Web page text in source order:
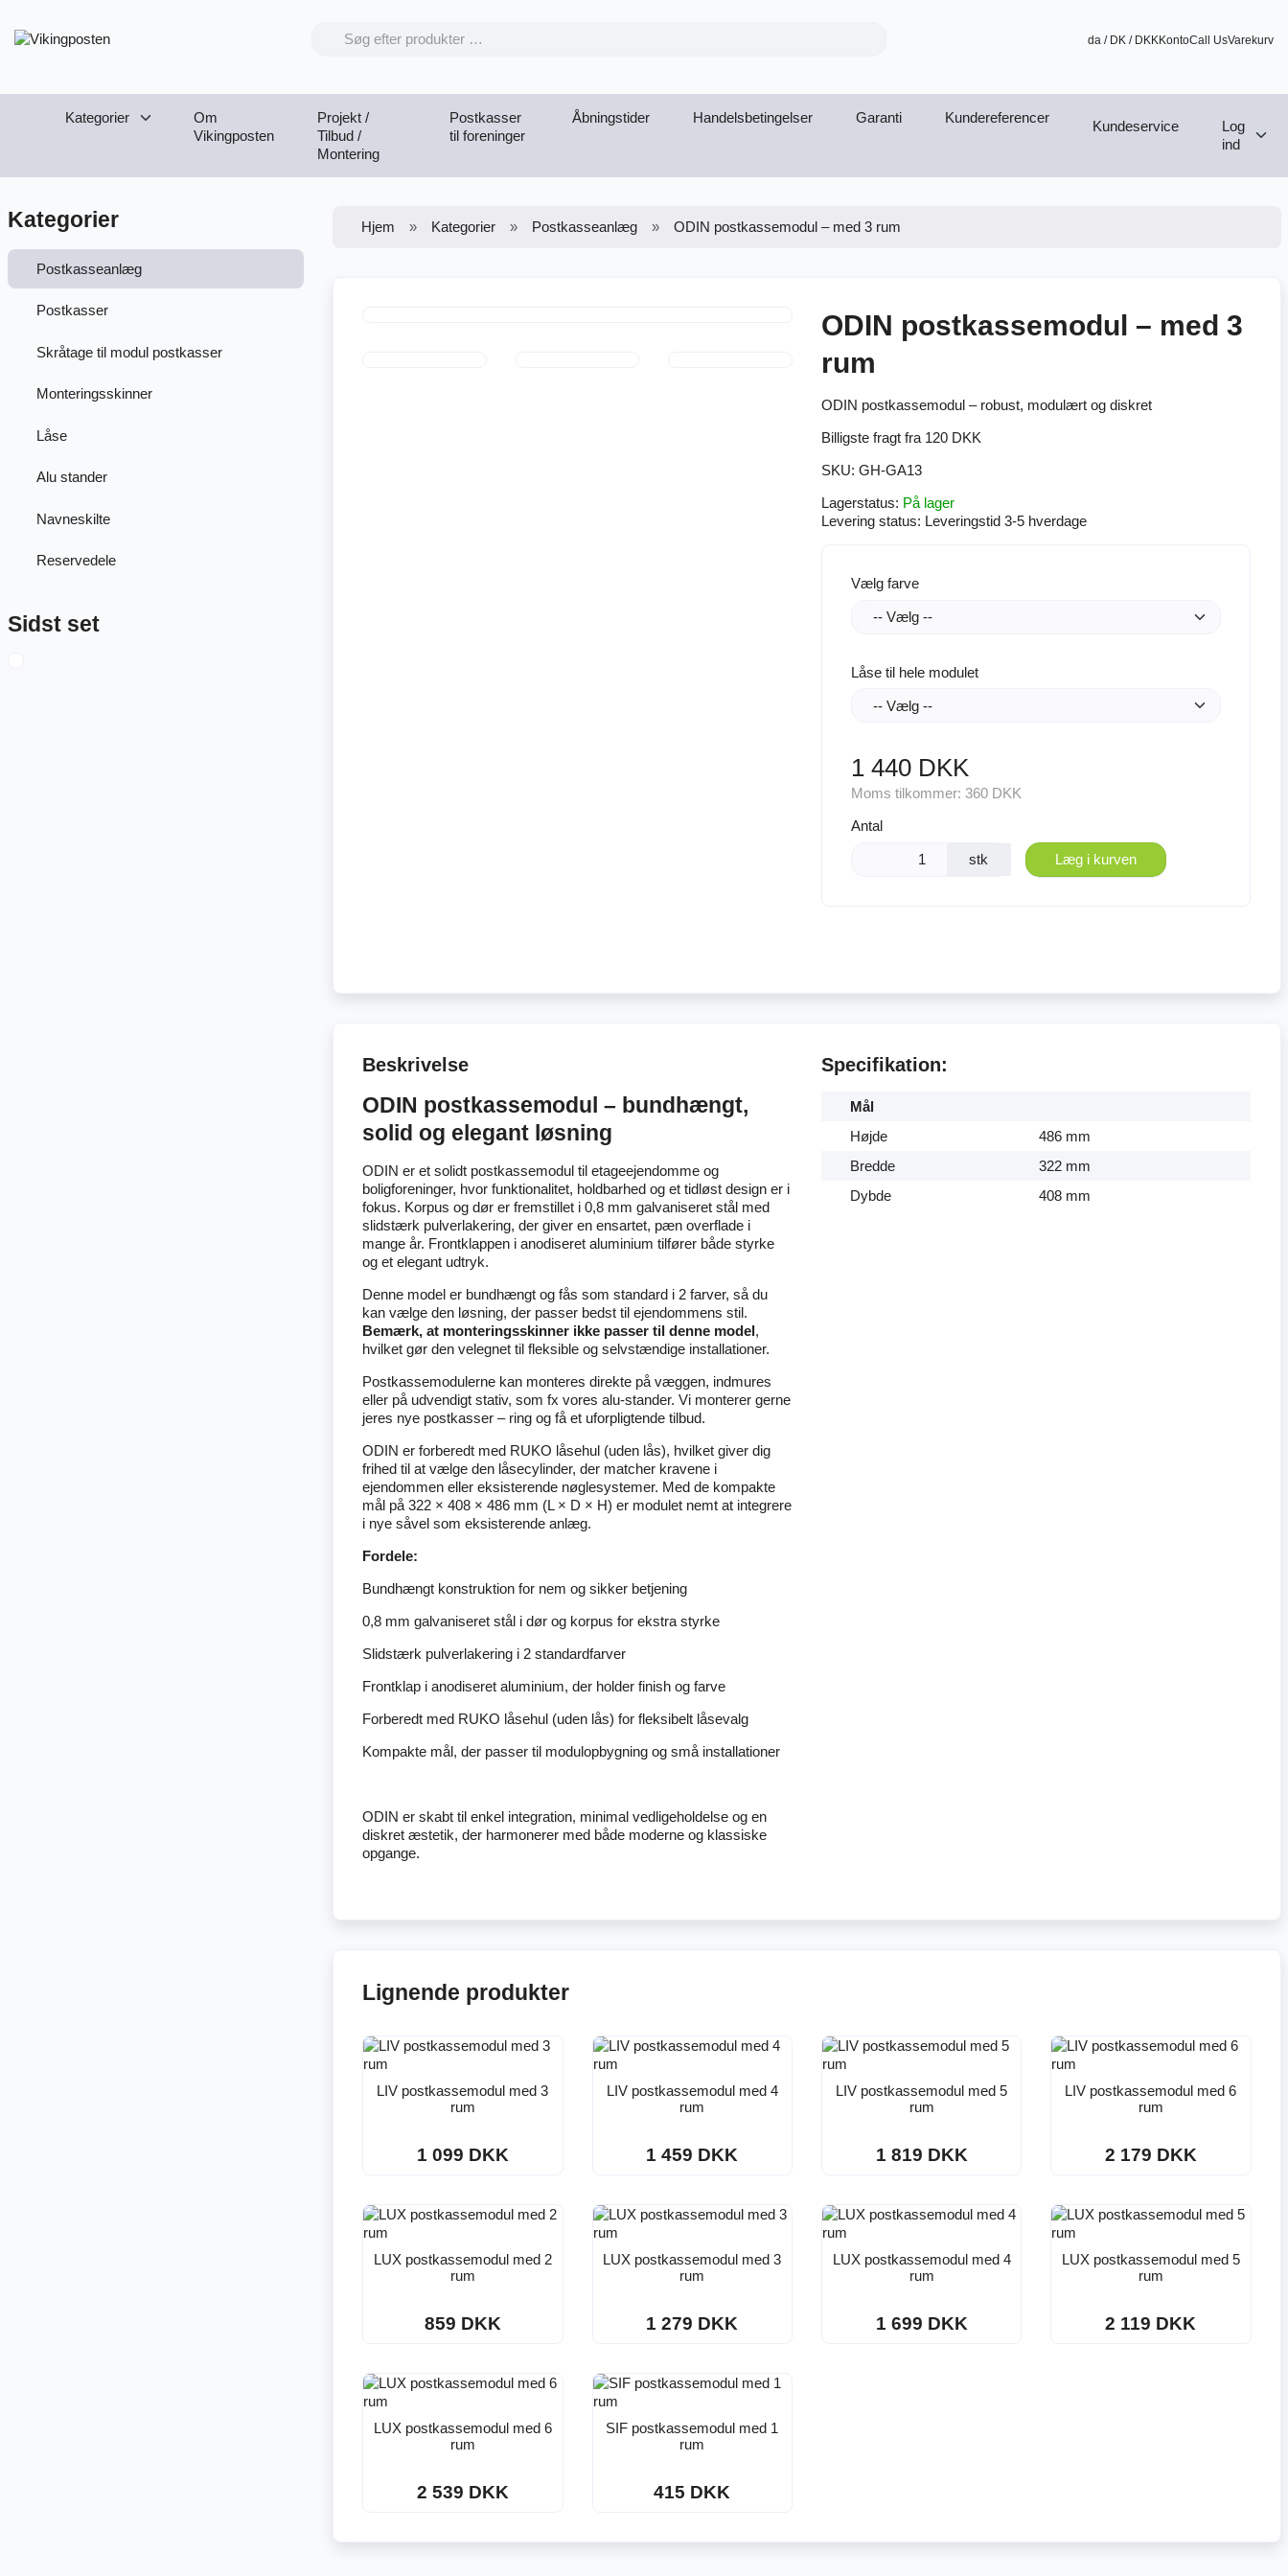
da / DK / DKKKontoCall UsVarekurv
Kategorier
Om
Vikingposten
Projekt /
Tilbud /
Montering
Postkasser
til foreninger
Åbningstider Handelsbetingelser Garanti Kundereferencer
Kundeservice
Log
ind
Kategorier
Postkasseanlæg
Postkasser
Skråtage til modul postkasser
Monteringsskinner
Låse
Alu stander
Navneskilte
Reservedele
Sidst set
Hjem Kategorier Postkasseanlæg ODIN postkassemodul – med 3 rum
ODIN postkassemodul – med 3
rum
ODIN postkassemodul – robust, modulært og diskret
Billigste fragt fra 120 DKK
SKU: GH-GA13
Lagerstatus: På lager
Levering status: Leveringstid 3-5 hverdage
Vælg farve
Låse til hele modulet
1 440 DKK
Moms tilkommer: 360 DKK
Antal
stk Læg i kurven
Beskrivelse
ODIN postkassemodul – bundhængt,
solid og elegant løsning
ODIN er et solidt postkassemodul til etageejendomme og
boligforeninger, hvor funktionalitet, holdbarhed og et tidløst design er i
fokus. Korpus og dør er fremstillet i 0,8 mm galvaniseret stål med
slidstærk pulverlakering, der giver en ensartet, pæn overflade i
mange år. Frontklappen i anodiseret aluminium tilfører både styrke
og et elegant udtryk.
Denne model er bundhængt og fås som standard i 2 farver, så du
kan vælge den løsning, der passer bedst til ejendommens stil.
Bemærk, at monteringsskinner ikke passer til denne model,
hvilket gør den velegnet til fleksible og selvstændige installationer.
Postkassemodulerne kan monteres direkte på væggen, indmures
eller på udvendigt stativ, som fx vores alu-stander. Vi monterer gerne
jeres nye postkasser – ring og få et uforpligtende tilbud.
ODIN er forberedt med RUKO låsehul (uden lås), hvilket giver dig
frihed til at vælge den låsecylinder, der matcher kravene i
ejendommen eller eksisterende nøglesystemer. Med de kompakte
mål på 322 × 408 × 486 mm (L × D × H) er modulet nemt at integrere
i nye såvel som eksisterende anlæg.
Fordele:
Bundhængt konstruktion for nem og sikker betjening
0,8 mm galvaniseret stål i dør og korpus for ekstra styrke
Slidstærk pulverlakering i 2 standardfarver
Frontklap i anodiseret aluminium, der holder finish og farve
Forberedt med RUKO låsehul (uden lås) for fleksibelt låsevalg
Kompakte mål, der passer til modulopbygning og små installationer
ODIN er skabt til enkel integration, minimal vedligeholdelse og en
diskret æstetik, der harmonerer med både moderne og klassiske
opgange.
Specifikation:
Mål
Højde
486 mm
Bredde
322 mm
Dybde
408 mm
Lignende produkter
LIV postkassemodul med 3
rum
1 099 DKK
LIV postkassemodul med 4
rum
1 459 DKK
LIV postkassemodul med 5
rum
1 819 DKK
LIV postkassemodul med 6
rum
2 179 DKK
LUX postkassemodul med 2
rum
859 DKK
LUX postkassemodul med 3
rum
1 279 DKK
LUX postkassemodul med 4
rum
1 699 DKK
LUX postkassemodul med 5
rum
2 119 DKK
LUX postkassemodul med 6
rum
2 539 DKK
SIF postkassemodul med 1
rum
415 DKK